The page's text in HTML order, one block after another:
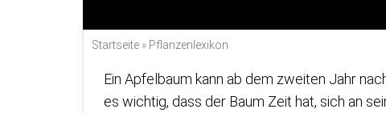
Startseite » Pflanzenlexikon
Ein Apfelbaum kann ab dem zweiten Jahr
es wichtig, dass der Baum Zeit hat, sich an